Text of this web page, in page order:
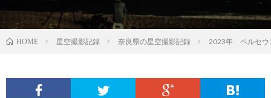
HOME 星空撮影記録 奈良県の星空撮影記録 2023年 ペルセウ